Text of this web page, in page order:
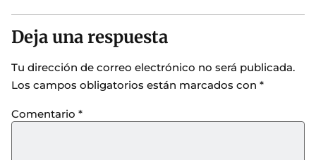
Deja una respuesta
Tu dirección de correo electrónico no será publicada.
Los campos obligatorios están marcados con *
Comentario *